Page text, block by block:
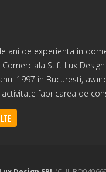
ani de experienta in
Stift Lux
1997 in Bucuresti,
fabricarea de